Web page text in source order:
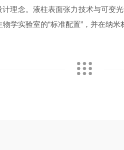
念。液柱表面张力技术与可变
实验室的“标准配置”，并在纳